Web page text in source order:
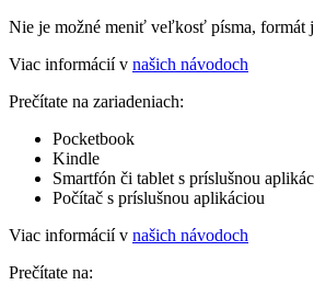
Nie je možné meniť veľkosť písma, formát
Viac informácií v našich návodoch
Prečítate na zariadeniach:
Pocketbook
Kindle
Smartfón či tablet s príslušnou
Počítač s príslušnou aplikáciou
Viac informácií v našich návodoch
Prečítate na: